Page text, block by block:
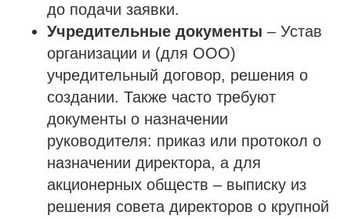
до подачи заявки.
Учредительные документы – Устав
организации и (для ООО)
учредительный договор, решения о
создании. Также часто требуют
документы о назначении
руководителя: приказ или протокол о
назначении директора, а для
акционерных обществ – выписку из
решения совета директоров о крупной